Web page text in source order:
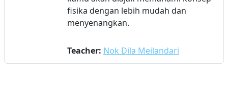
fisika dengan lebih mudah dan
menyenangkan.
Teacher: Nok Dila Meilandari